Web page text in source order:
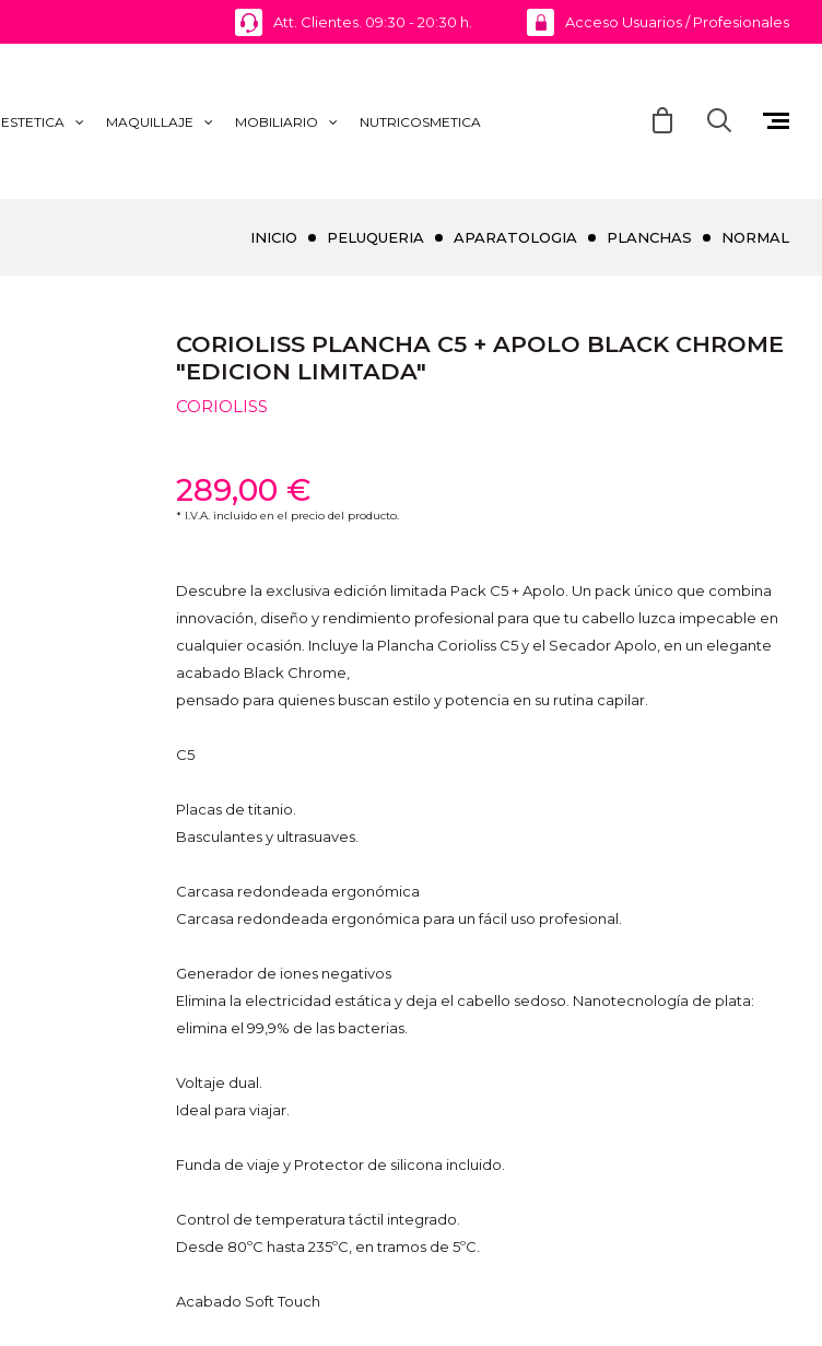
Att. Clientes. 09:30 - 20:30 h. Acceso Usuarios / Profesionales
ESTETICA MAQUILLAJE MOBILIARIO NUTRICOSMETICA
INICIO PELUQUERIA APARATOLOGIA PLANCHAS NORMAL
CORIOLISS PLANCHA C5 + APOLO BLACK CHROME
"EDICION LIMITADA"
CORIOLISS
289,00 €
* I.V.A. incluido en el precio del producto.
Descubre la exclusiva edición limitada Pack C5 + Apolo. Un pack único que combina
innovación, diseño y rendimiento profesional para que tu cabello luzca impecable en
cualquier ocasión. Incluye la Plancha Corioliss C5 y el Secador Apolo, en un elegante
acabado Black Chrome,
pensado para quienes buscan estilo y potencia en su rutina capilar.
C5
Placas de titanio.
Basculantes y ultrasuaves.
Carcasa redondeada ergonómica
Carcasa redondeada ergonómica para un fácil uso profesional.
Generador de iones negativos
Elimina la electricidad estática y deja el cabello sedoso. Nanotecnología de plata:
elimina el 99,9% de las bacterias.
Voltaje dual.
Ideal para viajar.
Funda de viaje y Protector de silicona incluido.
Control de temperatura táctil integrado.
Desde 80ºC hasta 235ºC, en tramos de 5ºC.
Acabado Soft Touch